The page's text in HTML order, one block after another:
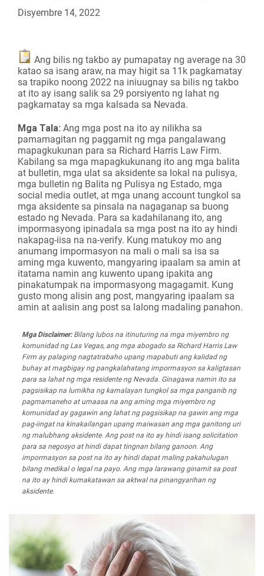
Disyembre 14, 2022
Ang bilis ng takbo ay pumapatay ng average na 30
katao sa isang araw, na may higit sa 11k pagkamatay
sa trapiko noong 2022 na iniuugnay sa bilis ng takbo
at ito ay isang salik sa 29 porsiyento ng lahat ng
pagkamatay sa mga kalsada sa Nevada.
Mga Tala: Ang mga post na ito ay nilikha sa
pamamagitan ng paggamit ng mga pangalawang
mapagkukunan para sa Richard Harris Law Firm.
Kabilang sa mga mapagkukunang ito ang mga balita
at bulletin, mga ulat sa aksidente sa lokal na pulisya,
mga bulletin ng Balita ng Pulisya ng Estado, mga
social media outlet, at mga unang account tungkol sa
mga aksidente sa pinsala na nagaganap sa buong
estado ng Nevada. Para sa kadahilanang ito, ang
impormasyong ipinadala sa mga post na ito ay hindi
nakapag-iisa na na-verify. Kung matukoy mo ang
anumang impormasyon na mali o mali sa isa sa
aming mga kuwento, mangyaring ipaalam sa amin at
itatama namin ang kuwento upang ipakita ang
pinakatumpak na impormasyong magagamit. Kung
gusto mong alisin ang post, mangyaring ipaalam sa
amin at aalisin ang post sa lalong madaling panahon.
Mga Disclaimer:Bilang lubos na itinuturing na mga miyembro ng
komunidad ng Las Vegas, ang mga abogado sa Richard Harris Law
Firm ay palaging nagtatrabaho upang mapabuti ang kalidad ng
buhay at magbigay ng pangkalahatang impormasyon sa kaligtasan
para sa lahat ng mga residente ng Nevada. Ginagawa namin ito sa
pagsisikap na lumikha ng kamalayan tungkol sa mga panganib ng
pagmamaneho at umaasa na ang aming mga miyembro ng
komunidad ay gagawin ang lahat ng pagsisikap na gawin ang mga
pag-iingat na kinakailangan upang maiwasan ang mga ganitong uri
ng malubhang aksidente. Ang post na ito ay hindi isang solicitation
para sa negosyo at hindi dapat tingnan bilang ganoon. Ang
impormasyon sa post na ito ay hindi dapat maling pakahulugan
bilang medikal o legal na payo. Ang mga larawang ginamit sa post
na ito ay hindi kumakatawan sa aktwal na pinangyarihan ng
aksidente.